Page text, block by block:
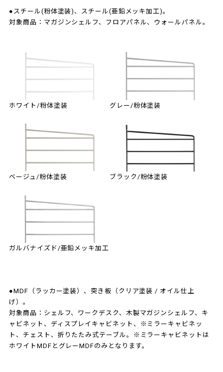
●スチール(粉体塗装)、スチール(亜鉛メッキ加工)。
対象商品：マガジンシェルフ、フロアパネル、ウォールパネル。
ホワイト/粉体塗装 グレー/粉体塗装
ベージュ/粉体塗装 ブラック/粉体塗装
ガルバナイズド/亜鉛メッキ加工
●MDF（ラッカー塗装）、突き板（クリア塗装 / オイル仕上
げ）。
対象商品：シェルフ、ワークデスク、木製マガジンシェルフ、キ
ャビネット、ディスプレイキャビネット、※ミラーキャビネッ
ト、チェスト、折りたたみ式テーブル。※ミラーキャビネットは
ホワイトMDFとグレーMDFのみとなります。